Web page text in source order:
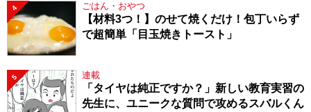
4 ごはん・おやつ
【材料3つ！】のせて焼くだけ！包丁いらず
で超簡単「目玉焼きトースト」
5 連載
「タイヤは純正ですか？」新しい教育実習の
先生に、ユニークな質問で攻めるスバルくん